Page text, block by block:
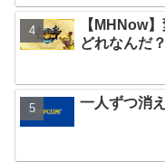
【MHNow
どれなんだ？
一人ずつ消